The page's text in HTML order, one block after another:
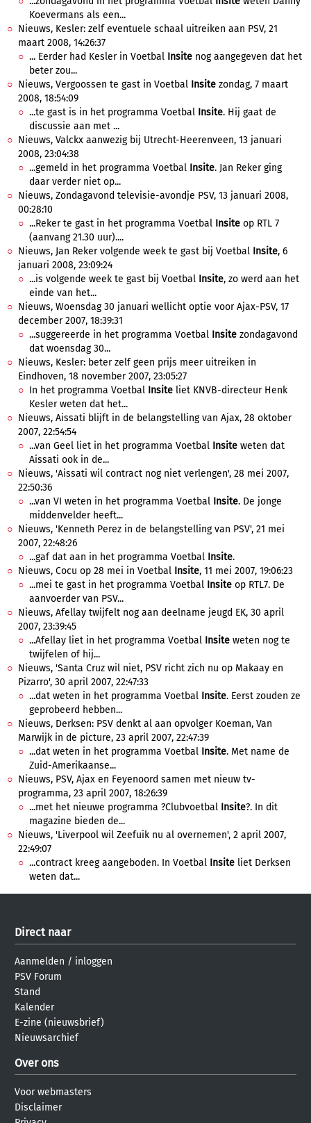
Koevermans als een...
Nieuws, Kesler: zelf eventuele schaal uitreiken aan PSV, 21
maart 2008, 14:26:37
... Eerder had Kesler in Voetbal Insite nog aangegeven dat het
beter zou...
Nieuws, Vergoossen te gast in Voetbal Insite zondag, 7 maart
2008, 18:54:09
...te gast is in het programma Voetbal Insite. Hij gaat de
discussie aan met ...
Nieuws, Valckx aanwezig bij Utrecht-Heerenveen, 13 januari
2008, 23:04:38
...gemeld in het programma Voetbal Insite. Jan Reker ging
daar verder niet op...
Nieuws, Zondagavond televisie-avondje PSV, 13 januari 2008,
00:28:10
...Reker te gast in het programma Voetbal Insite op RTL 7
(aanvang 21.30 uur)....
Nieuws, Jan Reker volgende week te gast bij Voetbal Insite, 6
januari 2008, 23:09:24
...is volgende week te gast bij Voetbal Insite, zo werd aan het
einde van het...
Nieuws, Woensdag 30 januari wellicht optie voor Ajax-PSV, 17
december 2007, 18:39:31
...suggereerde in het programma Voetbal Insite zondagavond
dat woensdag 30...
Nieuws, Kesler: beter zelf geen prijs meer uitreiken in
Eindhoven, 18 november 2007, 23:05:27
In het programma Voetbal Insite liet KNVB-directeur Henk
Kesler weten dat het...
Nieuws, Aissati blijft in de belangstelling van Ajax, 28 oktober
2007, 22:54:54
...van Geel liet in het programma Voetbal Insite weten dat
Aissati ook in de...
Nieuws, 'Aissati wil contract nog niet verlengen', 28 mei 2007,
22:50:36
...van VI weten in het programma Voetbal Insite. De jonge
middenvelder heeft...
Nieuws, 'Kenneth Perez in de belangstelling van PSV', 21 mei
2007, 22:48:26
...gaf dat aan in het programma Voetbal Insite.
Nieuws, Cocu op 28 mei in Voetbal Insite, 11 mei 2007, 19:06:23
...mei te gast in het programma Voetbal Insite op RTL7. De
aanvoerder van PSV...
Nieuws, Afellay twijfelt nog aan deelname jeugd EK, 30 april
2007, 23:39:45
...Afellay liet in het programma Voetbal Insite weten nog te
twijfelen of hij...
Nieuws, 'Santa Cruz wil niet, PSV richt zich nu op Makaay en
Pizarro', 30 april 2007, 22:47:33
...dat weten in het programma Voetbal Insite. Eerst zouden ze
geprobeerd hebben...
Nieuws, Derksen: PSV denkt al aan opvolger Koeman, Van
Marwijk in de picture, 23 april 2007, 22:47:39
...dat weten in het programma Voetbal Insite. Met name de
Zuid-Amerikaanse...
Nieuws, PSV, Ajax en Feyenoord samen met nieuw tv-
programma, 23 april 2007, 18:26:39
...met het nieuwe programma ?Clubvoetbal Insite?. In dit
magazine bieden de...
Nieuws, 'Liverpool wil Zeefuik nu al overnemen', 2 april 2007,
22:49:07
...contract kreeg aangeboden. In Voetbal Insite liet Derksen
weten dat...
Direct naar
Aanmelden / inloggen
PSV Forum
Stand
Kalender
E-zine (nieuwsbrief)
Nieuwsarchief
Over ons
Voor webmasters
Disclaimer